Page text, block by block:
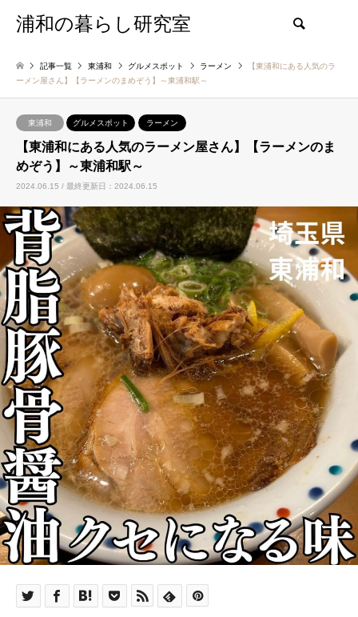
浦和の暮らし研究室
記事一覧 東浦和 グルメスポット ラーメン
【東浦和にある人気のラ
ーメン屋さん】【ラーメンのまめぞう】～東浦和駅～
東浦和 グルメスポット ラーメン
【東浦和にある人気のラーメン屋さん】【ラーメンのま
めぞう】～東浦和駅～
2024.06.15 / 最終更新日：2024.06.15